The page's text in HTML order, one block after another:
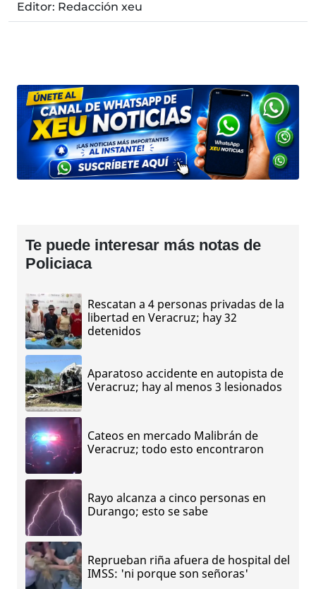
Editor: Redacción xeu
Te puede interesar más notas de
Policiaca
Rescatan a 4 personas privadas de la
libertad en Veracruz; hay 32
detenidos
Aparatoso accidente en autopista de
Veracruz; hay al menos 3 lesionados
Cateos en mercado Malibrán de
Veracruz; todo esto encontraron
Rayo alcanza a cinco personas en
Durango; esto se sabe
Reprueban riña afuera de hospital del
IMSS: 'ni porque son señoras'